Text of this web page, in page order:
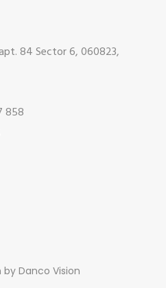
84 Sector 6, 060823,
858
by Danco Vision